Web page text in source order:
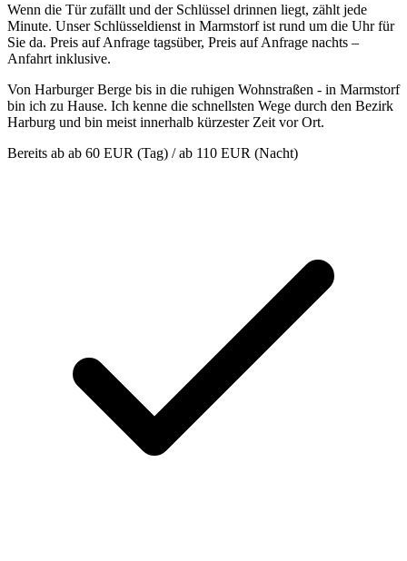
Wenn die Tür zufällt und der Schlüssel drinnen liegt, zählt jede
Minute. Unser Schlüsseldienst in Marmstorf ist rund um die Uhr für
Sie da. Preis auf Anfrage tagsüber, Preis auf Anfrage nachts –
Anfahrt inklusive.
Von Harburger Berge bis in die ruhigen Wohnstraßen - in Marmstorf
bin ich zu Hause. Ich kenne die schnellsten Wege durch den Bezirk
Harburg und bin meist innerhalb kürzester Zeit vor Ort.
Bereits ab ab 60 EUR (Tag) / ab 110 EUR (Nacht)